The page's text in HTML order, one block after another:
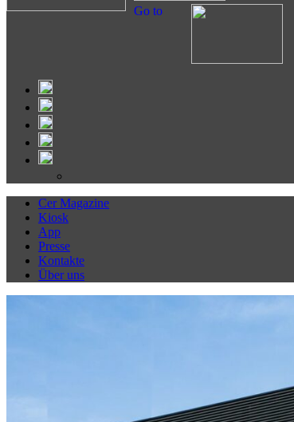
Go to
Cer Magazine
Kiosk
App
Presse
Kontakte
Über uns